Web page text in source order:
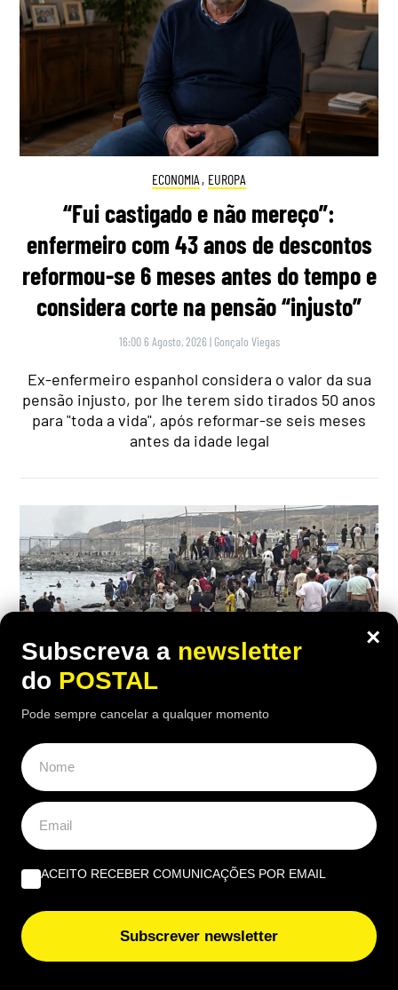
ECONOMIA , EUROPA
“Fui castigado e não mereço”:
enfermeiro com 43 anos de descontos
reformou-se 6 meses antes do tempo e
considera corte na pensão “injusto”
16:00 6 Agosto, 2026 | Gonçalo Viegas
Ex-enfermeiro espanhol considera o valor da sua
pensão injusto, por lhe terem sido tirados 50 anos
para "toda a vida", após reformar-se seis meses
antes da idade legal
Crise em Ceuta leva a reforço da
vigilância marítima no Algarve
08:05 8 Agosto, 2026 |Cristina Mendonça
vigilância no litoral algarvio, após a entrada em
massa de migrantes vindos de Marrocos em Ceuta
×
Subscreva a newsletter
do POSTAL
Pode sempre cancelar a qualquer momento
ACEITO RECEBER COMUNICAÇÕES POR EMAIL
Subscrever newsletter